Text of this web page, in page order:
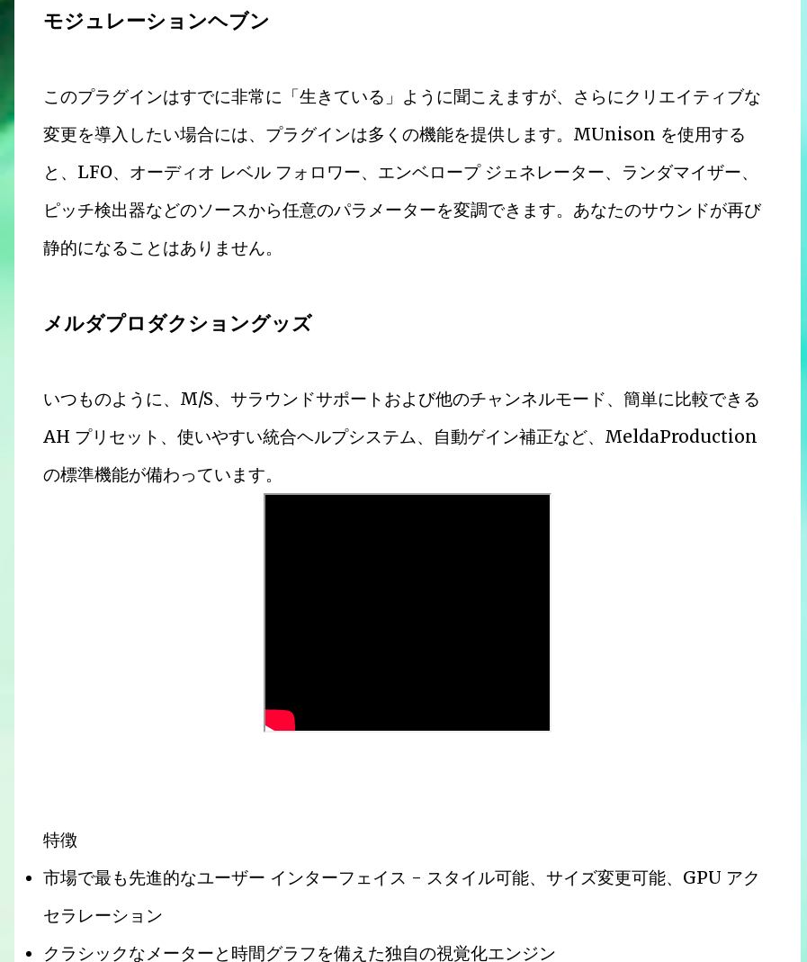
モジュレーションヘブン
このプラグインはすでに非常に「生きている」ように聞こえますが、さらにクリエイティブな
変更を導入したい場合には、プラグインは多くの機能を提供します。MUnison を使用する
と、LFO、オーディオ レベル フォロワー、エンベロープ ジェネレーター、ランダマイザー、
ピッチ検出器などのソースから任意のパラメーターを変調できます。あなたのサウンドが再び
静的になることはありません。
メルダプロダクショングッズ
いつものように、M/S、サラウンドサポートおよび他のチャンネルモード、簡単に比較できる
AH プリセット、使いやすい統合ヘルプシステム、自動ゲイン補正など、MeldaProduction
の標準機能が備わっています。
特徴
市場で最も先進的なユーザー インターフェイス - スタイル可能、サイズ変更可能、GPU アク
セラレーション
クラシックなメーターと時間グラフを備えた独自の視覚化エンジン